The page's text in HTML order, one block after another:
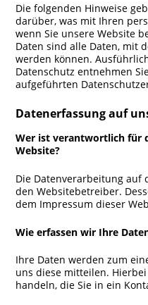
Die folgenden Hinweise
darüber, was mit Ihren
wenn Sie unsere Website
Daten sind alle Daten, mit
werden können.
Datenschutz entnehmen
aufgeführten
Datenerfassung auf
Wer ist verantwortlich für
Website?
Die Datenverarbeitung auf
den Websitebetreiber.
dem Impressum dieser
Wie erfassen wir Ihre
Ihre Daten werden zum
uns diese mitteilen.
handeln, die Sie in ein